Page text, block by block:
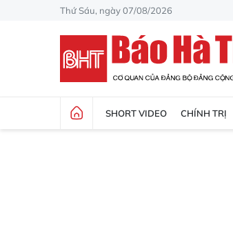
Thứ Sáu, ngày 07/08/2026
SHORT VIDEO CHÍNH TRỊ